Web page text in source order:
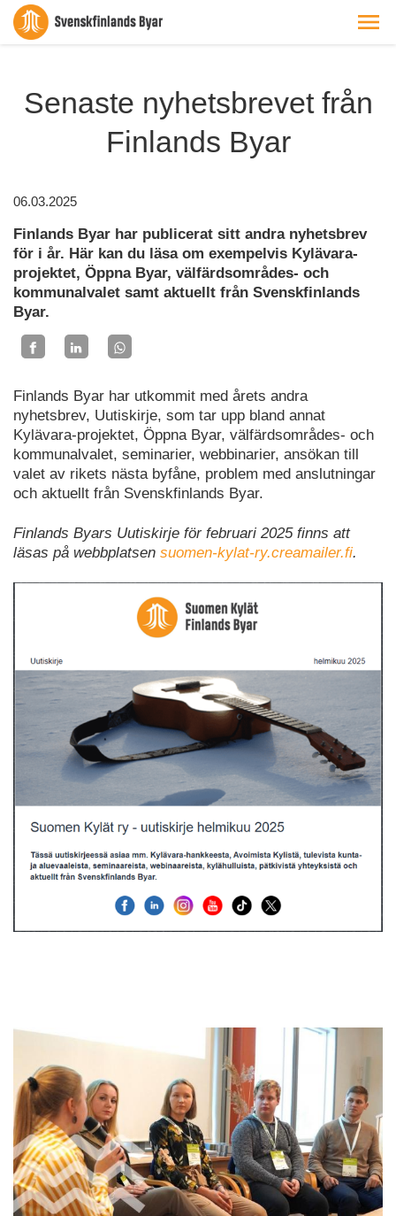
Senaste nyhetsbrevet från
Finlands Byar
06.03.2025
Finlands Byar har publicerat sitt andra nyhetsbrev
för i år. Här kan du läsa om exempelvis Kylävara-
projektet, Öppna Byar, välfärdsområdes- och
kommunalvalet samt aktuellt från Svenskfinlands
Byar.
Finlands Byar har utkommit med årets andra
nyhetsbrev, Uutiskirje, som tar upp bland annat
Kylävara-projektet, Öppna Byar, välfärdsområdes- och
kommunalvalet, seminarier, webbinarier, ansökan till
valet av rikets nästa byfåne, problem med anslutningar
och aktuellt från Svenskfinlands Byar.
Finlands Byars Uutiskirje för februari 2025 finns att
läsas på webbplatsen suomen-kylat-ry.creamailer.fi.